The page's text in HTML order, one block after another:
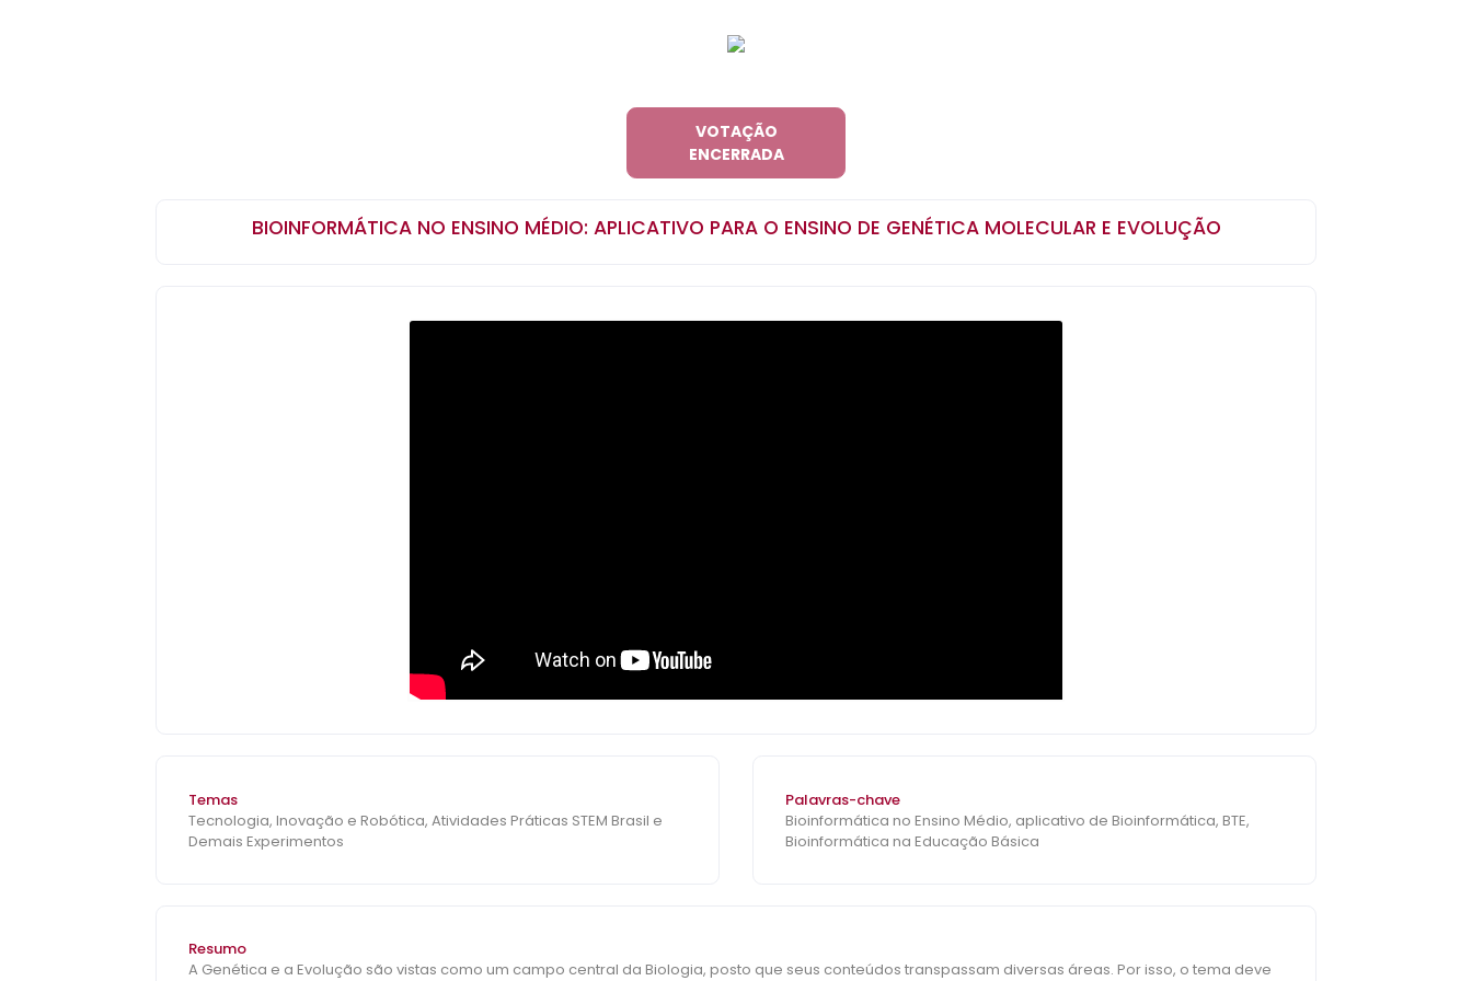
VOTAÇÃO
ENCERRADA
BIOINFORMÁTICA NO ENSINO MÉDIO: APLICATIVO PARA O ENSINO DE GENÉTICA MOLECULAR E EVOLUÇÃO
Temas
Tecnologia, Inovação e Robótica, Atividades Práticas STEM Brasil e
Demais Experimentos
Palavras-chave
Bioinformática no Ensino Médio, aplicativo de Bioinformática, BTE,
Bioinformática na Educação Básica
Resumo
A Genética e a Evolução são vistas como um campo central da Biologia, posto que seus conteúdos transpassam diversas áreas. Por isso, o tema deve